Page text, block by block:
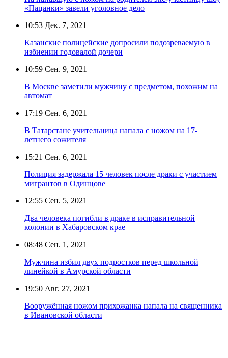
«Пацанки» завели уголовное дело
10:53 Дек. 7, 2021
Казанские полицейские допросили подозреваемую в
избиении годовалой дочери
10:59 Сен. 9, 2021
В Москве заметили мужчину с предметом, похожим на
автомат
17:19 Сен. 6, 2021
В Татарстане учительница напала с ножом на 17-
летнего сожителя
15:21 Сен. 6, 2021
Полиция задержала 15 человек после драки с участием
мигрантов в Одинцове
12:55 Сен. 5, 2021
Два человека погибли в драке в исправительной
колонии в Хабаровском крае
08:48 Сен. 1, 2021
Мужчина избил двух подростков перед школьной
линейкой в Амурской области
19:50 Авг. 27, 2021
Вооружённая ножом прихожанка напала на священника
в Ивановской области